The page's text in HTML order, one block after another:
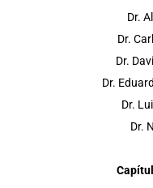
Dr.
Dr.
Dr.
Dr.
Dr.
Dr.